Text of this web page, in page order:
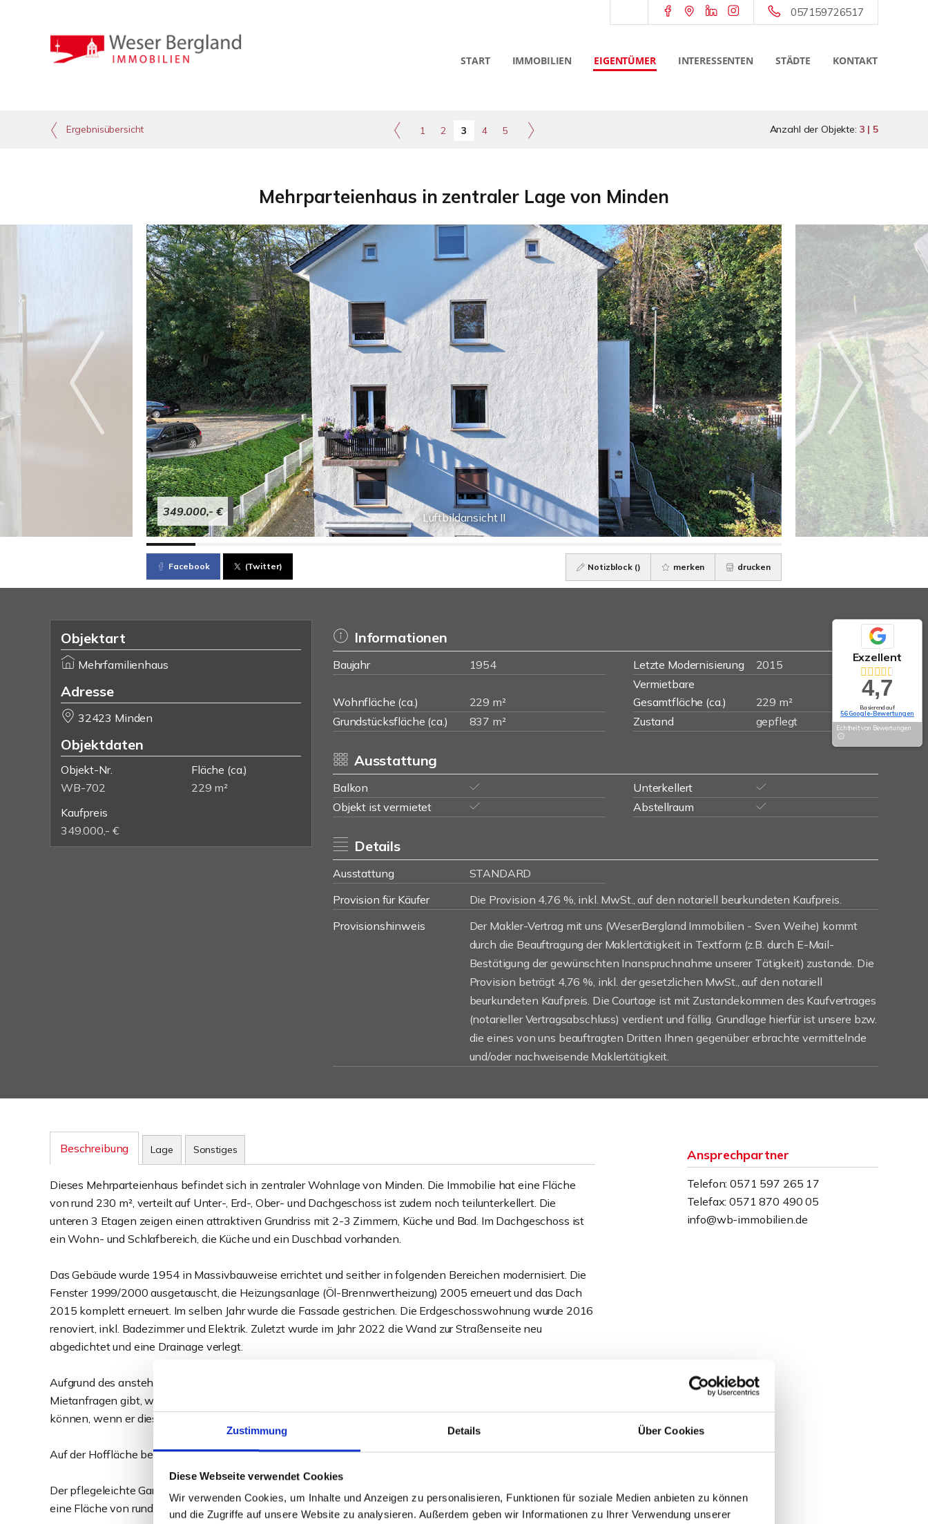
Zustimmung Details Über Cookies
Diese Webseite verwendet Cookies
Wir verwenden Cookies, um Inhalte und Anzeigen zu personalisieren, Funktionen für soziale Medien anbieten zu können
und die Zugriffe auf unsere Website zu analysieren. Außerdem geben wir Informationen zu Ihrer Verwendung unserer
057159726517
START IMMOBILIEN EIGENTÜMER INTERESSENTEN STÄDTE KONTAKT
Ergebnisübersicht 1 2 3 4 5 Anzahl der Objekte: 3 | 5
Mehrparteienhaus in zentraler Lage von Minden
Luftbildansicht II
349.000,- €
Facebook (Twitter) Notizblock () merken drucken
Objektart
Mehrfamilienhaus
Adresse
32423 Minden
Objektdaten
Objekt-Nr.
WB-702
Fläche (ca.)
229 m²
Kaufpreis
349.000,- €
Informationen
Baujahr 1954 Letzte Modernisierung 2015
Wohnfläche (ca.) 229 m²
Vermietbare
Gesamtfläche (ca.)
229 m²
Grundstücksfläche (ca.)
837 m² Zustand gepflegt
Ausstattung
Balkon
Unterkellert
Objekt ist vermietet
Abstellraum
Details
Ausstattung
STANDARD
Provision für Käufer
Die Provision 4,76 %, inkl. MwSt., auf den notariell beurkundeten Kaufpreis.
Provisionshinweis
Der Makler-Vertrag mit uns (WeserBergland Immobilien - Sven Weihe) kommt
durch die Beauftragung der Maklertätigkeit in Textform (z.B. durch E-Mail-
Bestätigung der gewünschten Inanspruchnahme unserer Tätigkeit) zustande. Die
Provision beträgt 4,76 %, inkl. der gesetzlichen MwSt., auf den notariell
beurkundeten Kaufpreis. Die Courtage ist mit Zustandekommen des Kaufvertrages
(notarieller Vertragsabschluss) verdient und fällig. Grundlage hierfür ist unsere bzw.
die eines von uns beauftragten Dritten Ihnen gegenüber erbrachte vermittelnde
und/oder nachweisende Maklertätigkeit.
Beschreibung Lage Sonstiges
Dieses Mehrparteienhaus befindet sich in zentraler Wohnlage von Minden. Die Immobilie hat eine Fläche
von rund 230 m², verteilt auf Unter-, Erd-, Ober- und Dachgeschoss ist zudem noch teilunterkellert. Die
unteren 3 Etagen zeigen einen attraktiven Grundriss mit 2-3 Zimmern, Küche und Bad. Im Dachgeschoss ist
ein Wohn- und Schlafbereich, die Küche und ein Duschbad vorhanden.
Das Gebäude wurde 1954 in Massivbauweise errichtet und seither in folgenden Bereichen modernisiert. Die
Fenster 1999/2000 ausgetauscht, die Heizungsanlage (Öl-Brennwertheizung) 2005 erneuert und das Dach
2015 komplett erneuert. Im selben Jahr wurde die Fassade gestrichen. Die Erdgeschosswohnung wurde 2016
renoviert, inkl. Badezimmer und Elektrik. Zuletzt wurde im Jahr 2022 die Wand zur Straßenseite neu
abgedichtet und eine Drainage verlegt.
Aufgrund des anstehenden Verkaufs warten die Verkäufer noch mit der Neuvermietung, obwohl es bereits
Mietanfragen gibt, welche im Zuge des Verkaufs selbstverständlich an den Käufer weitergegeben werden
können, wenn er dies möchte. Die Mieten bieten Steigerungspotential.
Auf der Hoffläche befinden sich 2 PKW-Stellplätze. Ein weiterer Pkw findet in der Garage einen Platz.
Der pflegeleichte Gartenbereich lädt alle Bewohner zum geselligen Beisammensein ein. Das Grundstück hat
eine Fläche von rund 837 m².
Ansprechpartner
Telefon: 0571 597 265 17
Telefax: 0571 870 490 05
info@wb-immobilien.de
Exzellent
4,7
Basierend auf
56 Google-Bewertungen
Echtheit von Bewertungen